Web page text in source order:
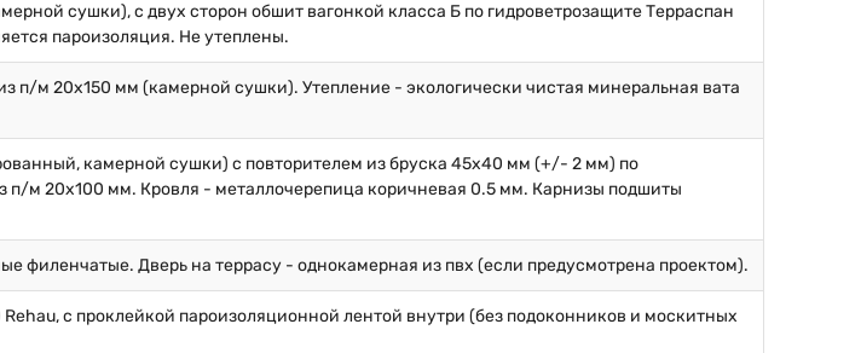
сушки), с двух сторон обшит вагонкой класса Б по гидроветрозащите Терраспан
пароизоляция. Не утеплены.
п/м 20х150 мм (камерной сушки). Утепление - экологически чистая минеральная вата
камерной сушки) с повторителем из бруска 45х40 мм (+/- 2 мм) по
м 20х100 мм. Кровля - металлочерепица коричневая 0.5 мм. Карнизы подшиты
филенчатые. Дверь на террасу - однокамерная из пвх (если предусмотрена проектом).
с проклейкой пароизоляционной лентой внутри (без подоконников и москитных